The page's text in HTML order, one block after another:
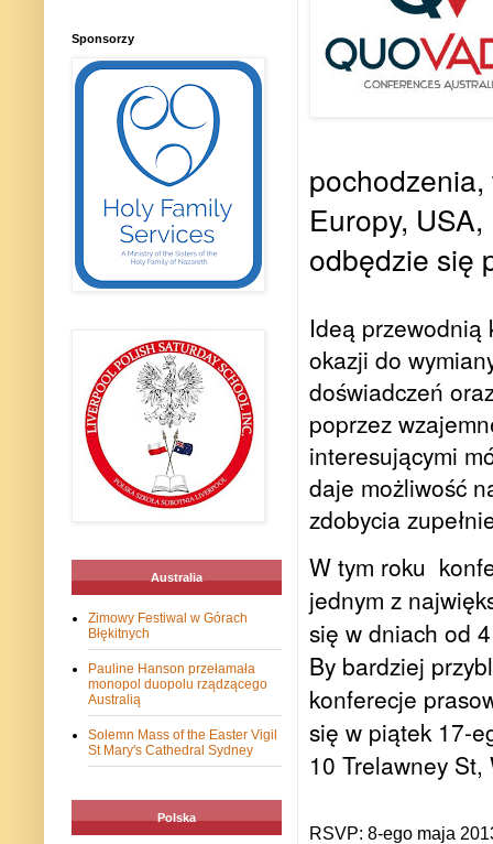
Europy,
odbędzie się
Ideą przewodnią
okazji do
doświadczeń
poprzez
interesującymi
daje możliwość
zdobycia
W tym roku k
jednym z
się w dniach od
By bardziej
konferecje
się w piątek 17-
10 Trelawney
RSVP: 8-ego maja
Sponsorzy
Australia
Zimowy Festiwal w Górach
Błękitnych
Pauline Hanson przełamała
monopol duopolu rządzącego
Australią
Solemn Mass of the Easter Vigil
St Mary's Cathedral Sydney
Polska